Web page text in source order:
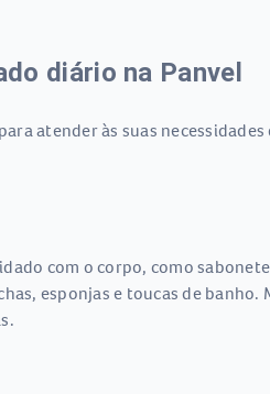
diário na Panvel
atender às suas
com o corpo, como
esponjas e toucas de banho.